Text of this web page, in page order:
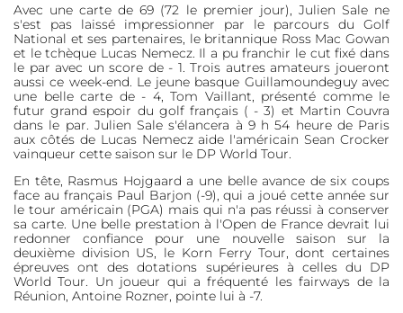
Avec une carte de 69 (72 le premier jour), Julien Sale ne
s'est pas laissé impressionner par le parcours du Golf
National et ses partenaires, le britannique Ross Mac Gowan
et le tchèque Lucas Nemecz. Il a pu franchir le cut fixé dans
le par avec un score de - 1. Trois autres amateurs joueront
aussi ce week-end. Le jeune basque Guillamoundeguy avec
une belle carte de - 4, Tom Vaillant, présenté comme le
futur grand espoir du golf français ( - 3) et Martin Couvra
dans le par. Julien Sale s'élancera à 9 h 54 heure de Paris
aux côtés de Lucas Nemecz aide l'américain Sean Crocker
vainqueur cette saison sur le DP World Tour.
En tête, Rasmus Hojgaard a une belle avance de six coups
face au français Paul Barjon (-9), qui a joué cette année sur
le tour américain (PGA) mais qui n'a pas réussi à conserver
sa carte. Une belle prestation à l'Open de France devrait lui
redonner confiance pour une nouvelle saison sur la
deuxième division US, le Korn Ferry Tour, dont certaines
épreuves ont des dotations supérieures à celles du DP
World Tour. Un joueur qui a fréquenté les fairways de la
Réunion, Antoine Rozner, pointe lui à -7.